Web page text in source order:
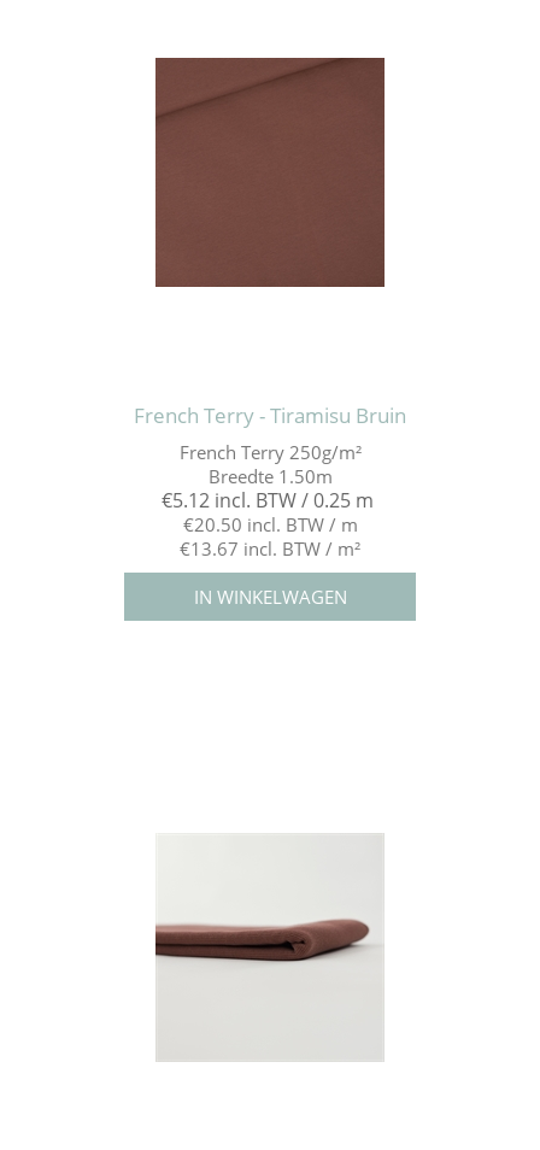
French Terry - Tiramisu Bruin
French Terry 250g/m²
Breedte 1.50m
€5.12 incl. BTW / 0.25 m
€20.50 incl. BTW / m
€13.67 incl. BTW / m²